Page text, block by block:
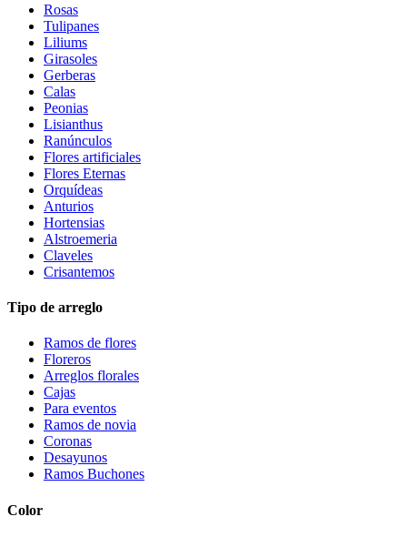
Rosas
Tulipanes
Liliums
Girasoles
Gerberas
Calas
Peonias
Lisianthus
Ranúnculos
Flores artificiales
Flores Eternas
Orquídeas
Anturios
Hortensias
Alstroemeria
Claveles
Crisantemos
Tipo de arreglo
Ramos de flores
Floreros
Arreglos florales
Cajas
Para eventos
Ramos de novia
Coronas
Desayunos
Ramos Buchones
Color